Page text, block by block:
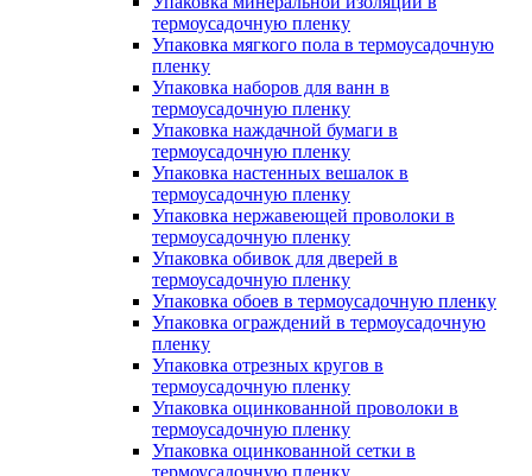
термоусадочную пленку
Упаковка мягкого пола в термоусадочную
пленку
Упаковка наборов для ванн в
термоусадочную пленку
Упаковка наждачной бумаги в
термоусадочную пленку
Упаковка настенных вешалок в
термоусадочную пленку
Упаковка нержавеющей проволоки в
термоусадочную пленку
Упаковка обивок для дверей в
термоусадочную пленку
Упаковка обоев в термоусадочную пленку
Упаковка ограждений в термоусадочную
пленку
Упаковка отрезных кругов в
термоусадочную пленку
Упаковка оцинкованной проволоки в
термоусадочную пленку
Упаковка оцинкованной сетки в
термоусадочную пленку